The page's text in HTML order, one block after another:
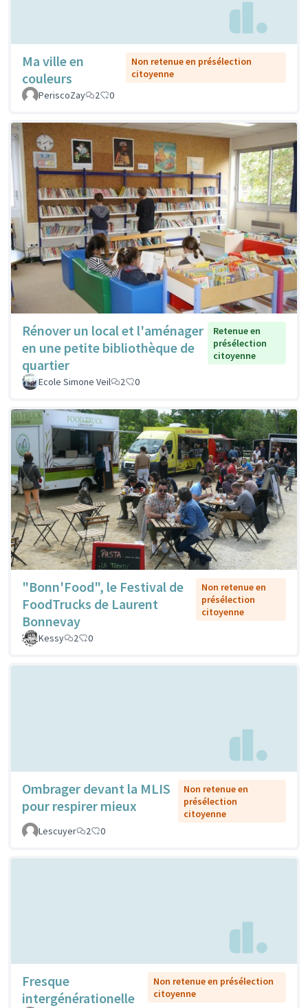
Ma ville en
couleurs
Non retenue en présélection
citoyenne
PeriscoZay
2 0
Rénover un local et l'aménager
en une petite bibliothèque de
quartier
Retenue en
présélection
citoyenne
Ecole Simone Veil 2 0
"Bonn'Food", le Festival de
FoodTrucks de Laurent
Bonnevay
Non retenue en
présélection
citoyenne
Kessy 2 0
Ombrager devant la MLIS
pour respirer mieux
Non retenue en
présélection
citoyenne
Lescuyer
2 0
Fresque
intergénérationelle
Non retenue en présélection
citoyenne